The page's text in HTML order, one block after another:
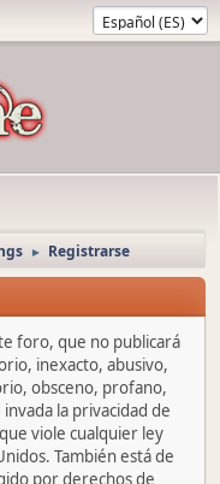
► Registrarse
foro, que no publicará
inexacto, abusivo,
obsceno, profano,
la privacidad de
viole cualquier ley
También está de
por derechos de